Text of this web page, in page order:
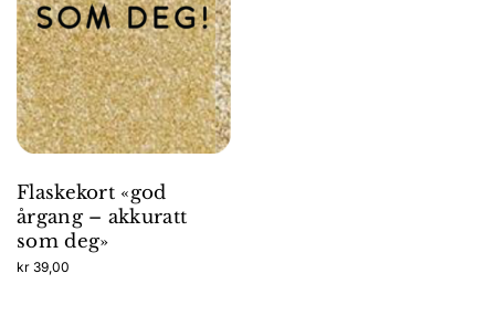
Flaskekort «god
årgang – akkuratt
som deg»
kr 39,00